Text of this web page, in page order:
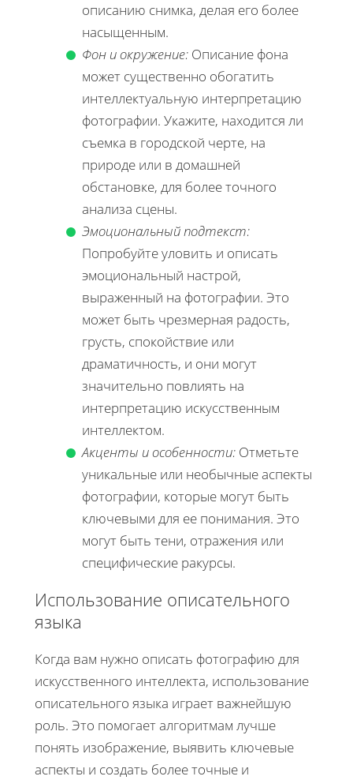
описанию снимка, делая его более
насыщенным.
Фон и окружение: Описание фона
может существенно обогатить
интеллектуальную интерпретацию
фотографии. Укажите, находится ли
съемка в городской черте, на
природе или в домашней
обстановке, для более точного
анализа сцены.
Эмоциональный подтекст:
Попробуйте уловить и описать
эмоциональный настрой,
выраженный на фотографии. Это
может быть чрезмерная радость,
грусть, спокойствие или
драматичность, и они могут
значительно повлиять на
интерпретацию искусственным
интеллектом.
Акценты и особенности: Отметьте
уникальные или необычные аспекты
фотографии, которые могут быть
ключевыми для ее понимания. Это
могут быть тени, отражения или
специфические ракурсы.
Использование описательного
языка
Когда вам нужно описать фотографию для
искусственного интеллекта, использование
описательного языка играет важнейшую
роль. Это помогает алгоритмам лучше
понять изображение, выявить ключевые
аспекты и создать более точные и